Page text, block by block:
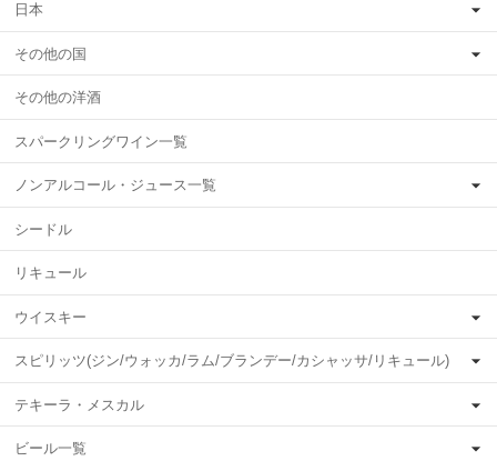
日本
その他の国
その他の洋酒
スパークリングワイン一覧
ノンアルコール・ジュース一覧
シードル
リキュール
ウイスキー
スピリッツ(ジン/ウォッカ/ラム/ブランデー/カシャッサ/リキュール)
テキーラ・メスカル
ビール一覧